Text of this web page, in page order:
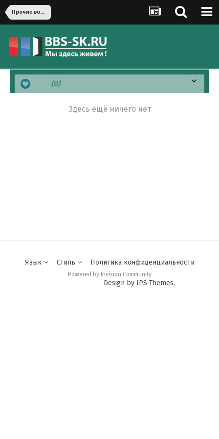
Прочие вопросы
(0)
Здесь ещё ничего нет
Язык Стиль Политика конфиденциальности
Powered by Invision Community
Design by IPS Themes.